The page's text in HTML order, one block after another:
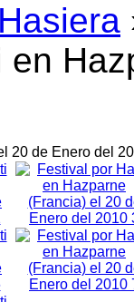
Hasiera
en
20 de Enero del